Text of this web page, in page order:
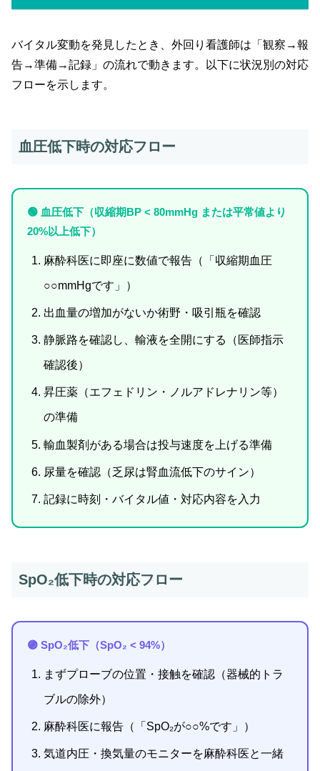
バイタル変動を発見したとき、外回り看護師は「観察→報
告→準備→記録」の流れで動きます。以下に状況別の対応
フローを示します。
血圧低下時の対応フロー
🟢 血圧低下（収縮期BP < 80mmHg または平常値より
20%以上低下）
麻酔科医に即座に数値で報告（「収縮期血圧
○○mmHgです」）
出血量の増加がないか術野・吸引瓶を確認
静脈路を確認し、輸液を全開にする（医師指示
確認後）
昇圧薬（エフェドリン・ノルアドレナリン等）
の準備
輸血製剤がある場合は投与速度を上げる準備
尿量を確認（乏尿は腎血流低下のサイン）
記録に時刻・バイタル値・対応内容を入力
SpO₂低下時の対応フロー
🟣 SpO₂低下（SpO₂ < 94%）
まずプローブの位置・接触を確認（器械的トラ
ブルの除外）
麻酔科医に報告（「SpO₂が○○%です」）
気道内圧・換気量のモニターを麻酔科医と一緒